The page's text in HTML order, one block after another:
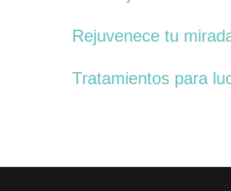
Rejuvenece tu
Tratamientos para